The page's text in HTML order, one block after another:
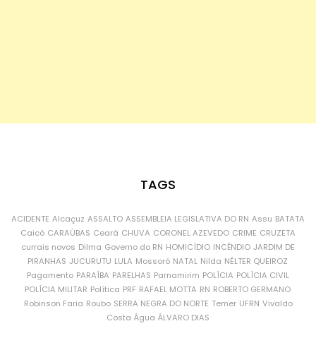
TAGS
ACIDENTE Alcaçuz ASSALTO ASSEMBLEIA LEGISLATIVA DO RN Assu BATATA
Caicó CARAÚBAS Ceará CHUVA CORONEL AZEVEDO CRIME CRUZETA
currais novos Dilma Governo do RN HOMICÍDIO INCÊNDIO JARDIM DE
PIRANHAS JUCURUTU LULA Mossoró NATAL Nilda NÉLTER QUEIROZ
Pagamento PARAÍBA PARELHAS Parnamirim POLÍCIA POLÍCIA CIVIL
POLÍCIA MILITAR Política PRF RAFAEL MOTTA RN ROBERTO GERMANO
Robinson Faria Roubo SERRA NEGRA DO NORTE Temer UFRN Vivaldo
Costa Água ÁLVARO DIAS